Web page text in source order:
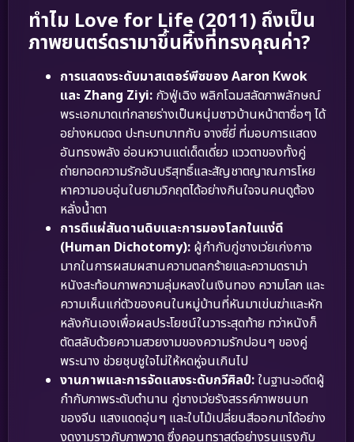
ทำไม Love for Life (2011) ถึงเป็น
ภาพยนตร์ดรามาขึ้นหิ้งที่ทรงคุณค่า?
การแสดงระดับมาสเตอร์พีซของ Aaron Kwok
และ Zhang Ziyi: กัวฟู่เฉิง พลิกโฉมสลัดภาพลักษณ์
พระเอกมาดเท่กลายร่างเป็นหนุ่มชาวบ้านหน้าตาซื่อๆ ได้
อย่างหมดจด ปะทะบทบาทกับ จางซี่ยี่ ที่มอบการแสดง
อันทรงพลัง อ่อนหวานแต่เด็ดเดี่ยว แววตาของทั้งคู่
ถ่ายทอดความรักอันบริสุทธิ์และสัญชาตญาณการโหย
หาความอบอุ่นในยามวิกฤตได้อย่างกินใจจนคนดูต้อง
หลั่งน้ำตา
การตีแผ่สันดานดิบและการมองโลกในแง่ดี
(Human Dichotomy): ผู้กำกับกู่ชางเว่ยเก่งกาจ
มากในการผสมผสานความตลกร้ายและความดราม่า
หนังสะท้อนภาพความลุ่มหลงในเงินทอง ความโลภ และ
ความเห็นแก่ตัวของคนในหมู่บ้านที่หันมาเข่นฆ่าและหัก
หลังกันเองเพื่อผลประโยชน์ในวาระสุดท้าย ทว่าหนังก็
ตัดสลับด้วยความสวยงามของความรักปอนๆ ของคู่
พระนาง ช่วยชุบชูใจไม่ให้หดหู่จนเกินไป
งานภาพและการจัดแสงระดับกวีศิลป์:ในฐานะอดีตผู้
กำกับภาพระดับตำนาน กู่ชางเว่ยรังสรรค์ภาพชนบท
ของจีน แสงแดดอุ่นๆ และใบไม้เปลี่ยนสีออกมาได้อย่าง
งดงามราวกับภาพวาด ซึ่งคอนทราสต์อย่างรุนแรงกับ